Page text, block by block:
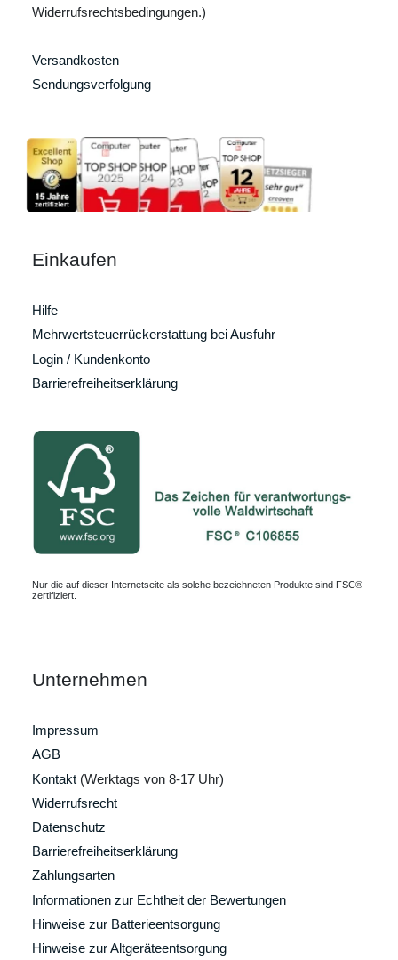
Widerrufsrechtsbedingungen.)
Versandkosten
Sendungsverfolgung
Einkaufen
Hilfe
Mehrwertsteuerrückerstattung bei Ausfuhr
Login / Kundenkonto
Barrierefreiheitserklärung
Nur die auf dieser Internetseite als solche bezeichneten Produkte sind FSC®-
zertifiziert.
Unternehmen
Impressum
AGB
Kontakt (Werktags von 8-17 Uhr)
Widerrufsrecht
Datenschutz
Barrierefreiheitserklärung
Zahlungsarten
Informationen zur Echtheit der Bewertungen
Hinweise zur Batterieentsorgung
Hinweise zur Altgeräteentsorgung